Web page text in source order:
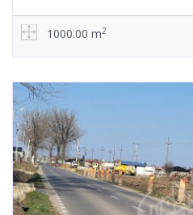
1000.00 m2